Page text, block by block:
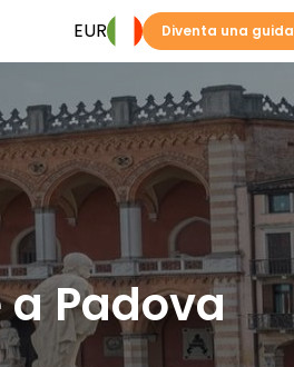
EUR Diventa una guida
Padova